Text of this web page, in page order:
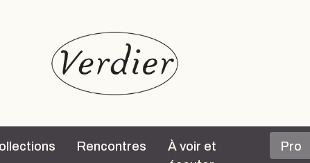
Rencontres
À voir et
Pro